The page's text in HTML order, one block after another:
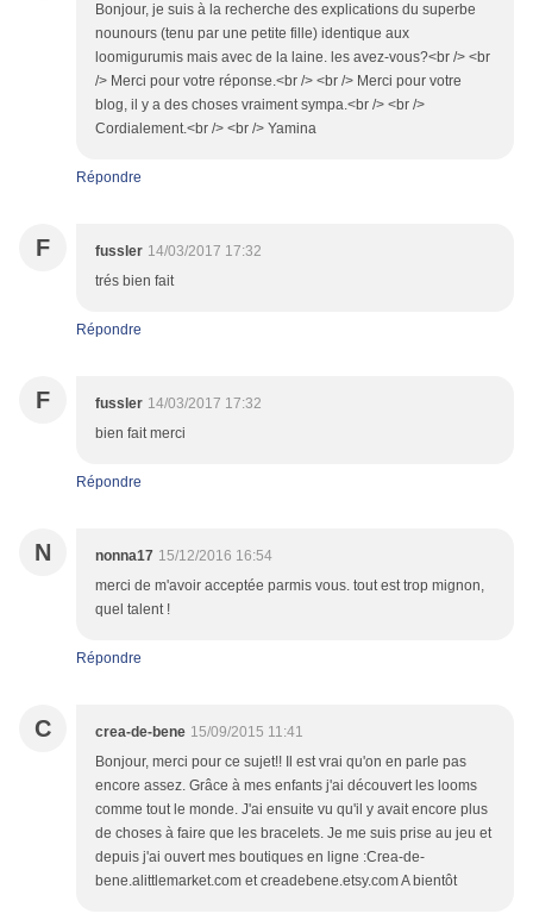
Bonjour, je suis à la recherche des explications du superbe
nounours (tenu par une petite fille) identique aux
loomigurumis mais avec de la laine. les avez-vous?<br /> <br
/> Merci pour votre réponse.<br /> <br /> Merci pour votre
blog, il y a des choses vraiment sympa.<br /> <br />
Cordialement.<br /> <br /> Yamina
Répondre
F fussler 14/03/2017 17:32
trés bien fait
Répondre
F fussler 14/03/2017 17:32
bien fait merci
Répondre
N nonna17 15/12/2016 16:54
merci de m'avoir acceptée parmis vous. tout est trop mignon,
quel talent !
Répondre
C crea-de-bene 15/09/2015 11:41
Bonjour, merci pour ce sujet!! Il est vrai qu'on en parle pas
encore assez. Grâce à mes enfants j'ai découvert les looms
comme tout le monde. J'ai ensuite vu qu'il y avait encore plus
de choses à faire que les bracelets. Je me suis prise au jeu et
depuis j'ai ouvert mes boutiques en ligne :Crea-de-
bene.alittlemarket.com et creadebene.etsy.com A bientôt